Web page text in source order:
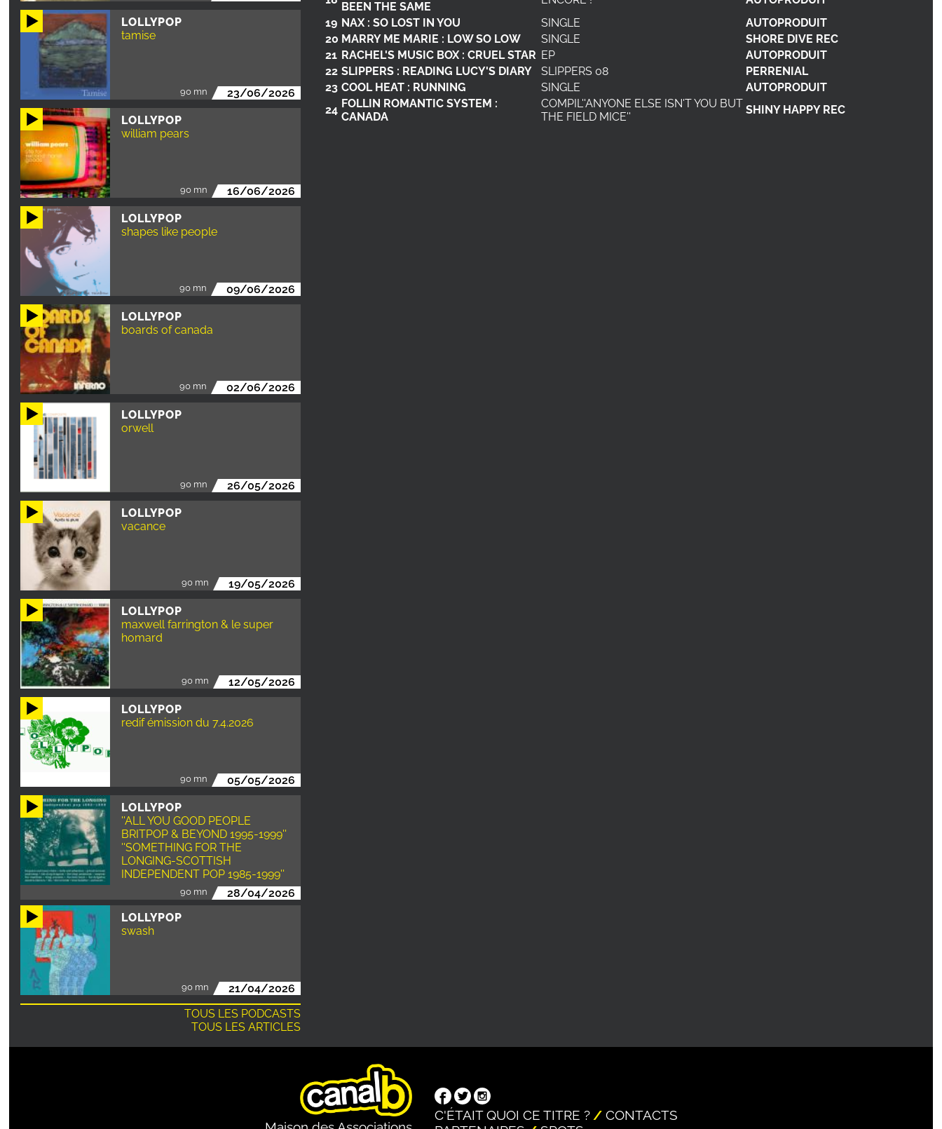
LOLLYPOP
tamise
90 mn 23/06/2026
LOLLYPOP
william pears
90 mn 16/06/2026
LOLLYPOP
shapes like people
90 mn 09/06/2026
LOLLYPOP
boards of canada
90 mn 02/06/2026
LOLLYPOP
orwell
90 mn 26/05/2026
LOLLYPOP
vacance
90 mn 19/05/2026
LOLLYPOP
maxwell farrington & le super
homard
90 mn 12/05/2026
LOLLYPOP
redif émission du 7.4.2026
90 mn 05/05/2026
LOLLYPOP
''ALL YOU GOOD PEOPLE
BRITPOP & BEYOND 1995-1999''
''SOMETHING FOR THE
LONGING-SCOTTISH
INDEPENDENT POP 1985-1999''
90 mn
28/04/2026
LOLLYPOP
swash
90 mn
21/04/2026
TOUS LES PODCASTS
TOUS LES ARTICLES
BEEN THE SAME
19 NAX : SO LOST IN YOU SINGLE
AUTOPRODUIT
20 MARRY ME MARIE : LOW SO LOW SINGLE
SHORE DIVE REC
21 RACHEL'S MUSIC BOX : CRUEL STAR EP
AUTOPRODUIT
22 SLIPPERS : READING LUCY'S DIARY SLIPPERS 08
PERRENIAL
23 COOL HEAT : RUNNING SINGLE
AUTOPRODUIT
24 FOLLIN ROMANTIC SYSTEM :
CANADA
COMPIL''ANYONE ELSE ISN'T YOU BUT
THE FIELD MICE''
SHINY HAPPY REC
C'ÉTAIT QUOI CE TITRE ?
CONTACTS